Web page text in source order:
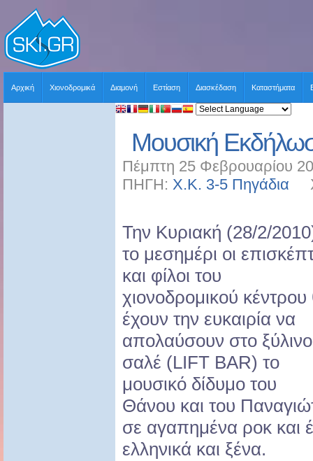
Αρχική Χιονοδρομικά Διαμονή Εστίαση Διασκέδαση Καταστήματα
Μουσική
Πέμπτη 25 Φεβρουαρίου
ΠΗΓΗ: Χ.Κ. 3-5 Πηγάδια
Την Κυριακή (28/2/
το μεσημέρι οι
και φίλοι του
χιονοδρομικού
έχουν την ευκαιρία να
απολαύσουν στο ξύλινο
σαλέ (LIFT BAR) το
μουσικό δίδυμο του
Θάνου και του
σε αγαπημένα ροκ και
ελληνικά και ξένα.